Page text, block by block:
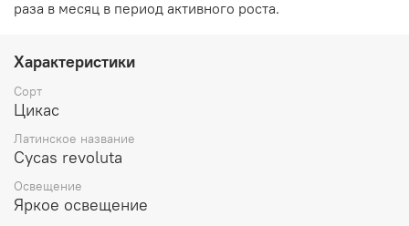
раза в месяц в период активного роста.
Характеристики
Сорт
Цикас
Латинское название
Cycas revoluta
Освещение
Яркое освещение